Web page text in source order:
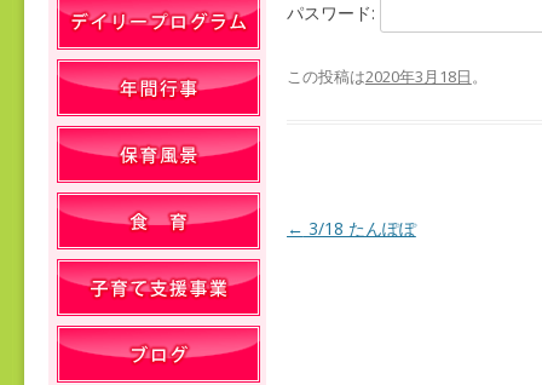
パスワード:
この投稿は2020年3月18日。
投稿ナビゲーション
← 3/18 たんぽぽ